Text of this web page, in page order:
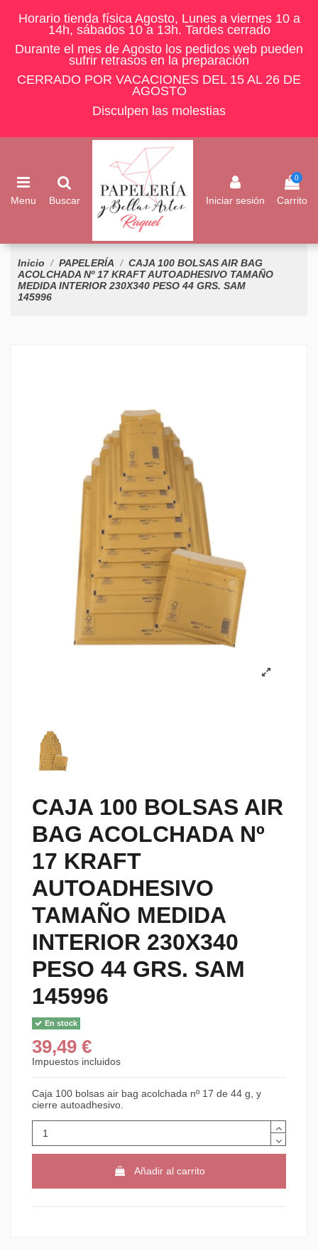
Horario tienda física Agosto, Lunes a viernes 10 a
14h, sábados 10 a 13h. Tardes cerrado
Durante el mes de Agosto los pedidos web pueden
sufrir retrasos en la preparación
CERRADO POR VACACIONES DEL 15 AL 26 DE
AGOSTO
Disculpen las molestias
Menu Buscar Iniciar sesión
0
Carrito
Inicio PAPELERÍA
CAJA 100 BOLSAS AIR BAG
ACOLCHADA Nº 17 KRAFT AUTOADHESIVO TAMAÑO
MEDIDA INTERIOR 230X340 PESO 44 GRS. SAM
145996
CAJA 100 BOLSAS AIR
BAG ACOLCHADA Nº
17 KRAFT
AUTOADHESIVO
TAMAÑO MEDIDA
INTERIOR 230X340
PESO 44 GRS. SAM
145996
En stock
39,49 €
Impuestos incluidos
Caja 100 bolsas air bag acolchada nº 17 de 44 g, y
cierre autoadhesivo.
Añadir al carrito